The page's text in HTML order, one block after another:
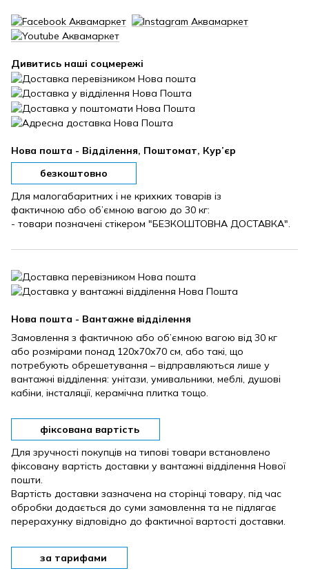
Дивитись наші соцмережі
Нова пошта - Відділення, Поштомат, Кур’єр
безкоштовно
Для малогабаритних і не крихких товарів із
фактичною або об’ємною вагою до 30 кг:
- товари позначені стікером "БЕЗКОШТОВНА ДОСТАВКА".
Нова пошта - Вантажне відділення
Замовлення з фактичною або об’ємною вагою від 30 кг
або розмірами понад 120х70х70 см, або такі, що
потребують обрешетування – відправляються лише у
вантажні відділення: унітази, умивальники, меблі, душові
кабіни, інсталяції, керамічна плитка тощо.
фіксована вартість
Для зручності покупців на типові товари встановлено
фіксовану вартість доставки у вантажні відділення Нової
пошти.
Вартість доставки зазначена на сторінці товару, під час
обробки додається до суми замовлення та не підлягає
перерахунку відповідно до фактичної вартості доставки.
за тарифами